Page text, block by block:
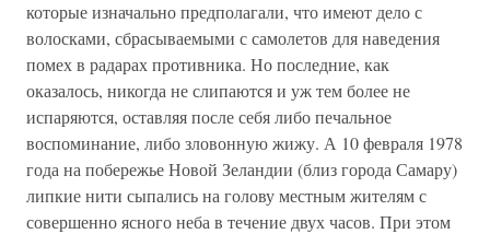
которые изначально предполагали, что имеют дело с
волосками, сбрасываемыми с самолетов для наведения
помех в радарах противника. Но последние, как
оказалось, никогда не слипаются и уж тем более не
испаряются, оставляя после себя либо печальное
воспоминание, либо зловонную жижу. А 10 февраля 1978
года на побережье Новой Зеландии (близ города Самару)
липкие нити сыпались на голову местным жителям с
совершенно ясного неба в течение двух часов. При этом